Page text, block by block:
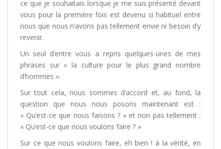
ce que je souhaitais lorsque je me suis présenté devant
vous pour la première fois est devenu si habituel entre
nous que nous n’avons pas tellement envie ni besoin d’y
revenir.
Un seul d’entre vous a repris quelques-unes de mes
phrases sur « la culture pour le plus grand nombre
d’hommes ».
Sur tout cela, nous sommes d’accord et, au fond, la
question que nous nous posons maintenant est :
« Qu’est-ce que nous faisons ? » et non pas tellement :
« Qu’est-ce que nous voulons faire ? »
Sur ce que nous voulons faire, eh bien ! à la vérité, en